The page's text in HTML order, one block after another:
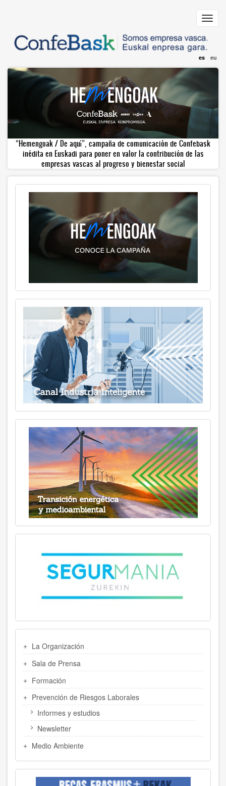
principal
es eu
“Hemengoak / De aquí”, campaña de comunicación de Confebask
inédita en Euskadi para poner en valor la contribución de las
empresas vascas al progreso y bienestar social
LATERAL
La Organización
Sala de Prensa
Formación
Prevención de Riesgos Laborales
Informes y estudios
Newsletter
Medio Ambiente